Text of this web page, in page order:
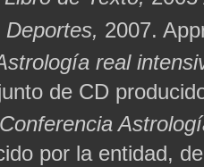
2007.
real
de CD
por la entidad,